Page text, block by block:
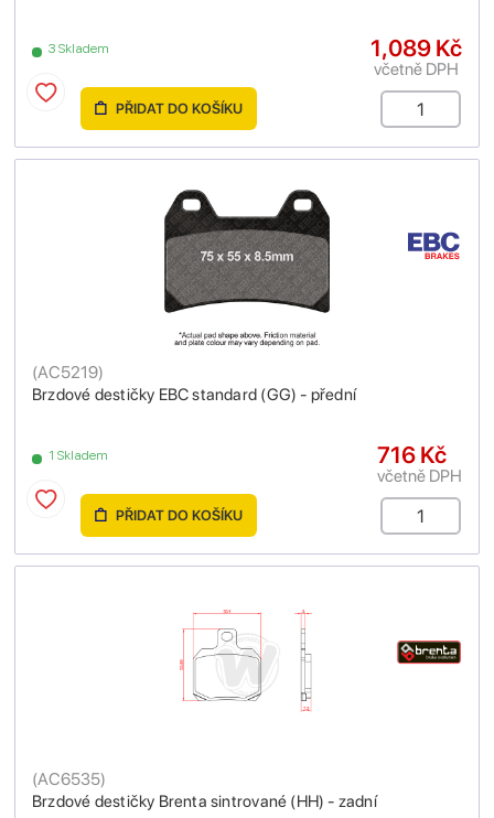
3 Skladem 1,089 Kč
včetně DPH
PŘIDAT DO KOŠÍKU
Brzdové destičky EBC standard (GG) - přední
(AC5219)
1 Skladem 716 Kč
včetně DPH
PŘIDAT DO KOŠÍKU
Brzdové destičky Brenta sintrované (HH) - zadní
(AC6535)